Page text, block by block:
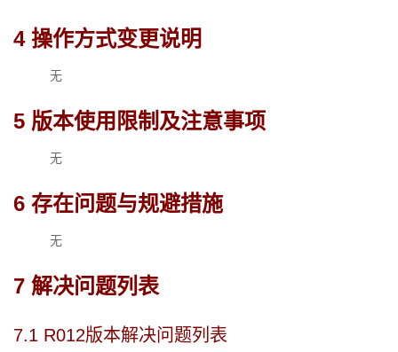
4 操作方式变更说明
无
5 版本使用限制及注意事项
无
6 存在问题与规避措施
无
7 解决问题列表
7.1 R012版本解决问题列表